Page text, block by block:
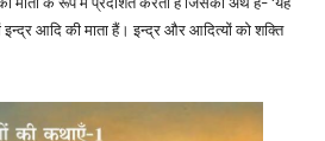
इन्द्र आदि की माता हैं। इन्द्र और आदित्यों को शक्ति